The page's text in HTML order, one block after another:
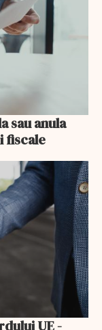
sau anula
fiscale
UE -